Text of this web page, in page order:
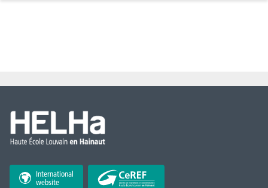
International
website